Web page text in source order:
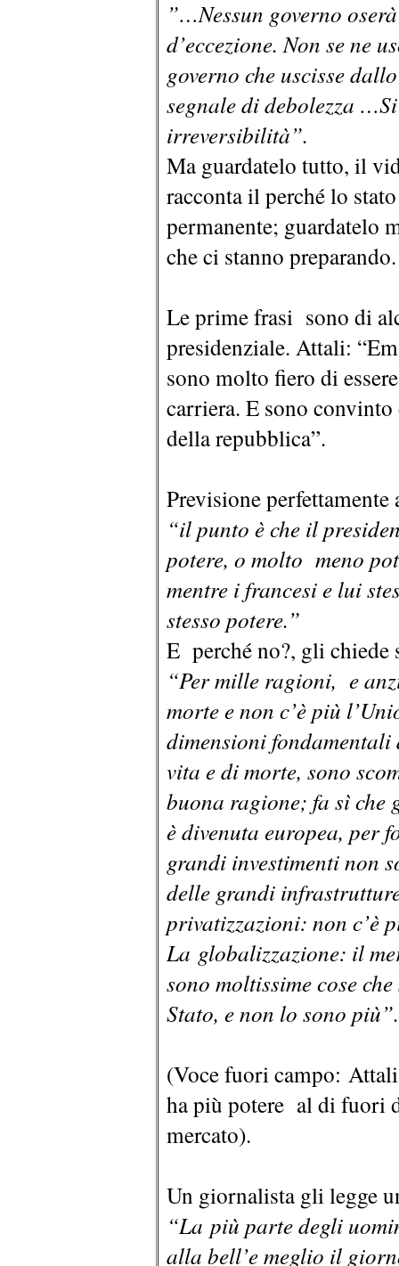
”…Nessun governo
d’eccezione. Non se ne
governo che uscisse
segnale di debolezza
irreversibilità”.
Ma guardatelo tutto, il
racconta il perché lo
permanente; guardatelo
che ci stanno preparando.
Le prime frasi sono di
presidenziale. Attali:
sono molto fiero di
carriera. E sono
della repubblica”.
Previsione
“il punto è che il
potere, o molto meno
mentre i francesi e lui
stesso potere.”
E perché no?, gli chiede
“Per mille ragioni, e
morte e non c’è più
dimensioni
vita e di morte, sono
buona ragione; fa sì che
è divenuta europea, per
grandi investimenti non
delle grandi
privatizzazioni: non c’è
La globalizzazione: il
sono moltissime cose
Stato, e non lo sono più”.
(Voce fuori campo:
ha più potere al di fuori
mercato).
Un giornalista gli legge
“La più parte degli
alla bell’e meglio il